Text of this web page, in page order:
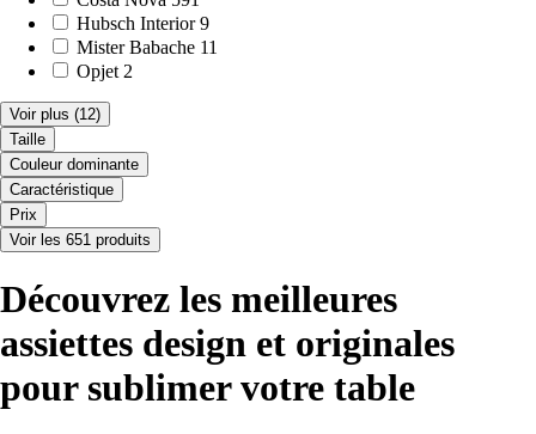
Hubsch Interior 9
Mister Babache 11
Opjet 2
Voir plus (12)
Taille
Couleur dominante
Caractéristique
Prix
Voir les 651 produits
Découvrez les meilleures
assiettes design et originales
pour sublimer votre table